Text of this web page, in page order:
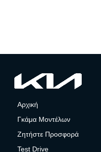
Αρχική
Γκάμα Μοντέλων
Ζητήστε Προσφορά
Test Drive